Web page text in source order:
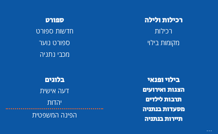
רכילות ולילה
רכילות
מקומות בילוי
ספורט
חדשות ספורט
ספורט נוער
מכבי נתניה
בילוי ופנאי
הצגות ואירועים
תרבות לילדים
מסעדות בנתניה
תיירות בנתניה
...
בלוגים
דעה אישית
יהדות
הפינה המשפטית